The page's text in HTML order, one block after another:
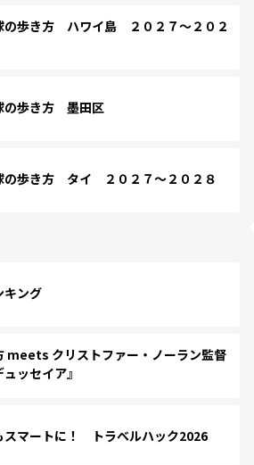
歩き方 ハワイ島 ２０２７～２０２
の歩き方 墨田区
歩き方 タイ ２０２７～２０２８
キング
meets クリストファー・ノーラン監督
ッセイア』
スマートに！ トラベルハック2026